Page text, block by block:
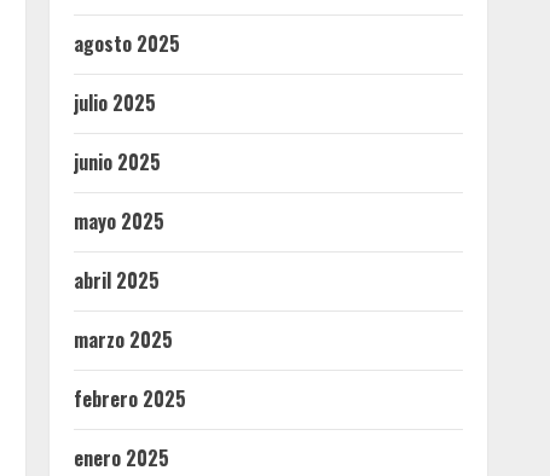
agosto 2025
julio 2025
junio 2025
mayo 2025
abril 2025
marzo 2025
febrero 2025
enero 2025